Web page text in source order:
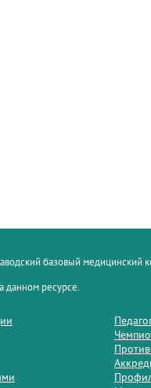
базовый медицинский
ресурсе.